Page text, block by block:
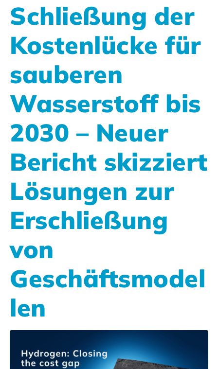
Schließung der
Kostenlücke für
sauberen
Wasserstoff bis
2030 – Neuer
Bericht skizziert
Lösungen zur
Erschließung
von
Geschäftsmodel
len